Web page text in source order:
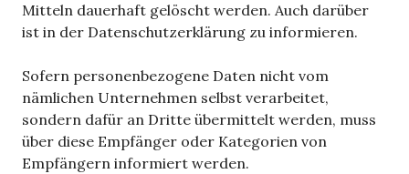
Mitteln dauerhaft gelöscht werden. Auch darüber
ist in der Datenschutzerklärung zu informieren.
Sofern personenbezogene Daten nicht vom
nämlichen Unternehmen selbst verarbeitet,
sondern dafür an Dritte übermittelt werden, muss
über diese Empfänger oder Kategorien von
Empfängern informiert werden.